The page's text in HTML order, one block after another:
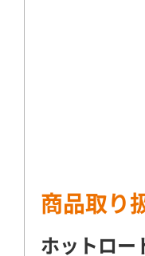
商品取り
ホットロー